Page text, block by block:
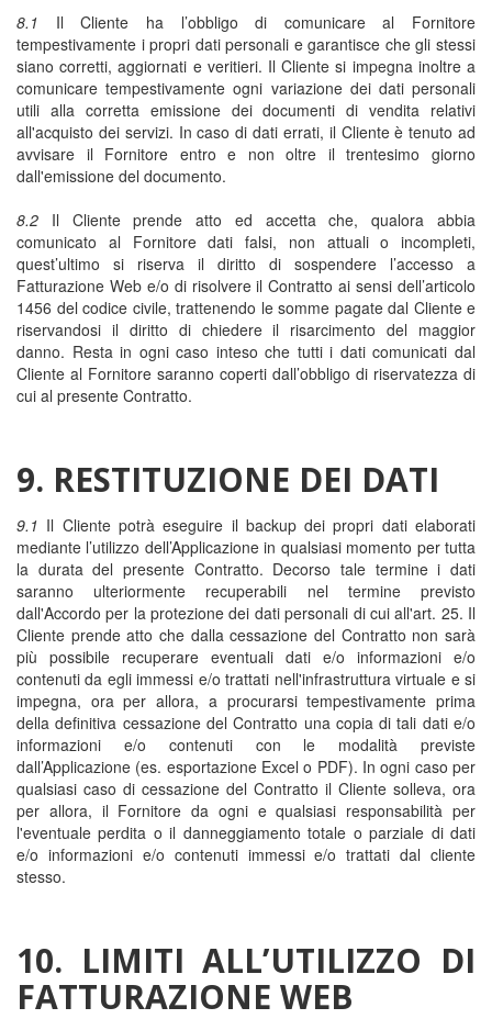
8.1 Il Cliente ha l’obbligo di comunicare al Fornitore
tempestivamente i propri dati personali e garantisce che gli stessi
siano corretti, aggiornati e veritieri. Il Cliente si impegna inoltre a
comunicare tempestivamente ogni variazione dei dati personali
utili alla corretta emissione dei documenti di vendita relativi
all'acquisto dei servizi. In caso di dati errati, il Cliente è tenuto ad
avvisare il Fornitore entro e non oltre il trentesimo giorno
dall'emissione del documento.
8.2 Il Cliente prende atto ed accetta che, qualora abbia
comunicato al Fornitore dati falsi, non attuali o incompleti,
quest’ultimo si riserva il diritto di sospendere l’accesso a
Fatturazione Web e/o di risolvere il Contratto ai sensi dell’articolo
1456 del codice civile, trattenendo le somme pagate dal Cliente e
riservandosi il diritto di chiedere il risarcimento del maggior
danno. Resta in ogni caso inteso che tutti i dati comunicati dal
Cliente al Fornitore saranno coperti dall’obbligo di riservatezza di
cui al presente Contratto.
9. RESTITUZIONE DEI DATI
9.1 Il Cliente potrà eseguire il backup dei propri dati elaborati
mediante l’utilizzo dell’Applicazione in qualsiasi momento per tutta
la durata del presente Contratto. Decorso tale termine i dati
saranno ulteriormente recuperabili nel termine previsto
dall'Accordo per la protezione dei dati personali di cui all'art. 25. Il
Cliente prende atto che dalla cessazione del Contratto non sarà
più possibile recuperare eventuali dati e/o informazioni e/o
contenuti da egli immessi e/o trattati nell'infrastruttura virtuale e si
impegna, ora per allora, a procurarsi tempestivamente prima
della definitiva cessazione del Contratto una copia di tali dati e/o
informazioni e/o contenuti con le modalità previste
dall’Applicazione (es. esportazione Excel o PDF). In ogni caso per
qualsiasi caso di cessazione del Contratto il Cliente solleva, ora
per allora, il Fornitore da ogni e qualsiasi responsabilità per
l'eventuale perdita o il danneggiamento totale o parziale di dati
e/o informazioni e/o contenuti immessi e/o trattati dal cliente
stesso.
10. LIMITI ALL’UTILIZZO DI
FATTURAZIONE WEB